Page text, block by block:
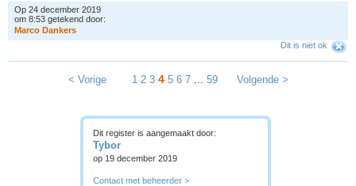
Op 24 december 2019
om 8:53 getekend door:
Marco Dankers
Dit is niet ok
< Vorige 1 2 3 4 5 6 7... 59 Volgende >
Dit register is aangemaakt door:
Tybor
op 19 december 2019
Contact met beheerder >